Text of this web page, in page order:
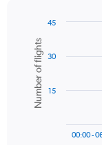
axis
displaying
values.
Range:
chart
with
bars.
The
Chart
graphic.
Number of flights
00:00 -
15
30
45